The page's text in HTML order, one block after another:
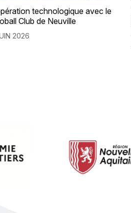
technologique avec le
Club de Neuville
2026